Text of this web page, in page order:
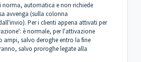
norma, automatica e non richiede
avvenga (sulla colonna
Per i clienti appena attivati per
è normale, per l'attivazione
ampi, salvo deroghe entro la fine
salvo proroghe legate alla